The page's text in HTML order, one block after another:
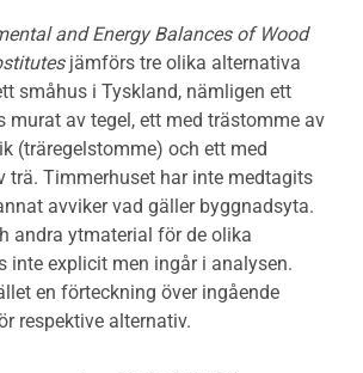
and Energy Balances of Wood
jämförs tre olika alternativa
småhus i Tyskland, nämligen ett
murat av tegel, ett med trästomme av
(träregelstomme) och ett med
trä. Timmerhuset har inte medtagits
avviker vad gäller byggnadsyta.
andra ytmaterial för de olika
inte explicit men ingår i analysen.
en förteckning över ingående
respektive alternativ.